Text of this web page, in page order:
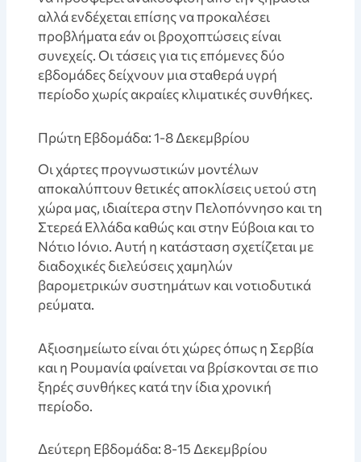
αλλά ενδέχεται επίσης να προκαλέσει
προβλήματα εάν οι βροχοπτώσεις είναι
συνεχείς. Οι τάσεις για τις επόμενες δύο
εβδομάδες δείχνουν μια σταθερά υγρή
περίοδο χωρίς ακραίες κλιματικές συνθήκες.
Πρώτη Εβδομάδα: 1-8 Δεκεμβρίου
Οι χάρτες προγνωστικών μοντέλων
αποκαλύπτουν θετικές αποκλίσεις υετού στη
χώρα μας, ιδιαίτερα στην Πελοπόννησο και τη
Στερεά Ελλάδα καθώς και στην Εύβοια και το
Νότιο Ιόνιο. Αυτή η κατάσταση σχετίζεται με
διαδοχικές διελεύσεις χαμηλών
βαρομετρικών συστημάτων και νοτιοδυτικά
ρεύματα.
Αξιοσημείωτο είναι ότι χώρες όπως η Σερβία
και η Ρουμανία φαίνεται να βρίσκονται σε πιο
ξηρές συνθήκες κατά την ίδια χρονική
περίοδο.
Δεύτερη Εβδομάδα: 8-15 Δεκεμβρίου